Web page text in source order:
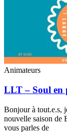
Animateurs
LLT – Soul en
Bonjour à tout.e.s,
nouvelle saison de
vous parles de